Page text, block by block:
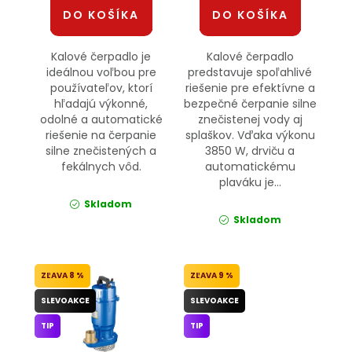
DO KOŠÍKA
Kalové čerpadlo je
ideálnou voľbou pre
používateľov, ktorí
hľadajú výkonné,
odolné a automatické
riešenie na čerpanie
silne znečistených a
fekálnych vôd.
Skladom
DO KOŠÍKA
Kalové čerpadlo
predstavuje spoľahlivé
riešenie pre efektívne a
bezpečné čerpanie silne
znečistenej vody aj
splaškov. Vďaka výkonu
3850 W, drviču a
automatickému
plaváku je...
Skladom
8 %
SLEVOAKCE
TIP
9 %
SLEVOAKCE
TIP